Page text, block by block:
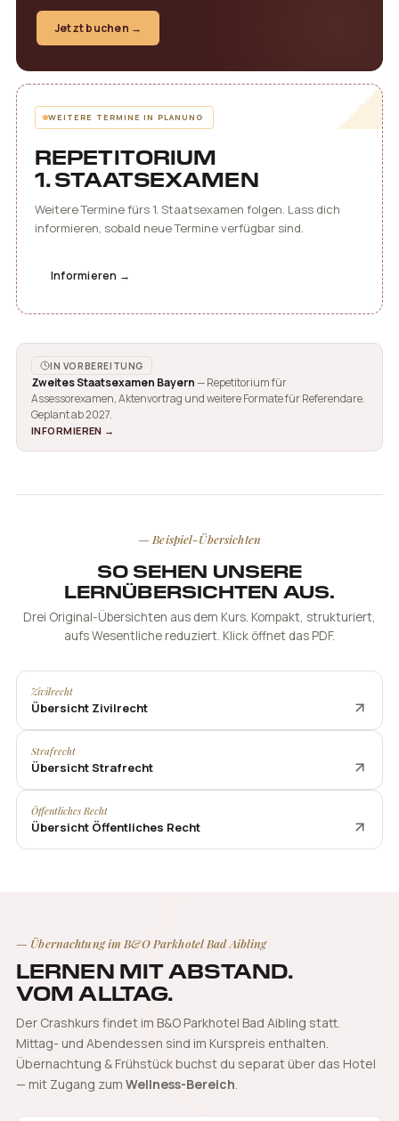
Jetzt buchen →
WEITERE TERMINE IN PLANUNG
REPETITORIUM
1. STAATSEXAMEN
Weitere Termine fürs 1. Staatsexamen folgen. Lass dich
informieren, sobald neue Termine verfügbar sind.
Informieren →
IN VORBEREITUNG
Zweites Staatsexamen Bayern— Repetitorium für
Assessorexamen, Aktenvortrag und weitere Formate für Referendare.
Geplant ab 2027.
INFORMIEREN →
— Beispiel-Übersichten
SO SEHEN UNSERE
LERNÜBERSICHTEN AUS.
Drei Original-Übersichten aus dem Kurs. Kompakt, strukturiert,
aufs Wesentliche reduziert. Klick öffnet das PDF.
Zivilrecht
Übersicht Zivilrecht
Strafrecht
Übersicht Strafrecht
Öffentliches Recht
Übersicht Öffentliches Recht
— Übernachtung im B&O Parkhotel Bad Aibling
LERNEN MIT ABSTAND.
VOM ALLTAG.
Der Crashkurs findet im B&O Parkhotel Bad Aibling statt.
Mittag- und Abendessen sind im Kurspreis enthalten.
Übernachtung & Frühstück buchst du separat über das Hotel
— mit Zugang zum Wellness-Bereich.